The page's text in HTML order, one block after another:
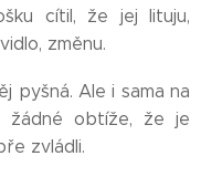
cítil, že jej lituju,
změnu.
pyšná. Ale i sama na
žádné obtíže, že je
zvládli.